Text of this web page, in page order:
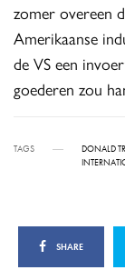
zomer overeen
Amerikaanse
de VS een
goederen zou
TAGS DONALD
SHARE